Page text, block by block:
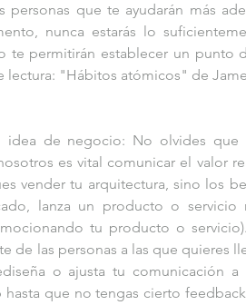
personas que te ayudarán más
nunca estarás lo
te permitirán establecer un punto
lectura: "Hábitos atómicos" de
idea de negocio: No olvides
es vital comunicar el valor
vender tu arquitectura, sino los
lanza un producto o servicio
tu producto o
de las personas a las que quieres
o ajusta tu comunicación
que no tengas cierto